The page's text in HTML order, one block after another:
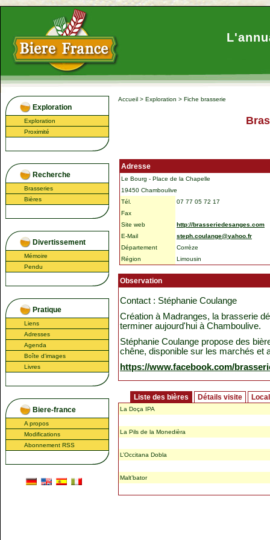
Exploration
Exploration
Proximité
Recherche
Brasseries
Bières
Divertissement
Mémoire
Pendu
Pratique
Liens
Adresses
Agenda
Boîte d'images
Livres
Biere-france
A propos
Modifications
Abonnement RSS
Accueil > Exploration > Fiche brasserie
Adresse
Le Bourg - Place de la Chapelle
19450 Chamboulive
Tél.
07 77 05 72 17
Fax
Site web
http://brasseriedesanges.com
E-Mail
steph.coulange@yahoo.fr
Département
Corrèze
Région
Limousin
Observation
Contact : Stéphanie Coulange
Création à Madranges, la brasserie
terminer aujourd'hui à Chamboulive.
Stéphanie Coulange propose des
chêne, disponible sur les marchés et
https://www.facebook.com/
Liste des bières Détails visite
La Doça IPA
La Pils de la Monedièra
L’Occitana Dobla
Malt’bator